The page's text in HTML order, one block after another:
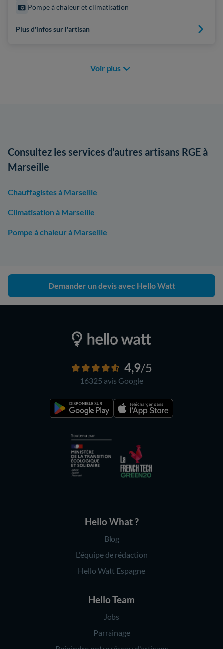
Pompe à chaleur et climatisation
Plus d'infos sur l'artisan
Voir plus
Consultez les services d'autres artisans RGE à
Marseille
Chauffagistes à Marseille
Climatisation à Marseille
Pompe à chaleur à Marseille
Demander un devis avec Hello Watt
4,9/5
16325 avis Google
Hello What ?
Blog
L'équipe de rédaction
Hello Watt Espagne
Hello Team
Jobs
Parrainage